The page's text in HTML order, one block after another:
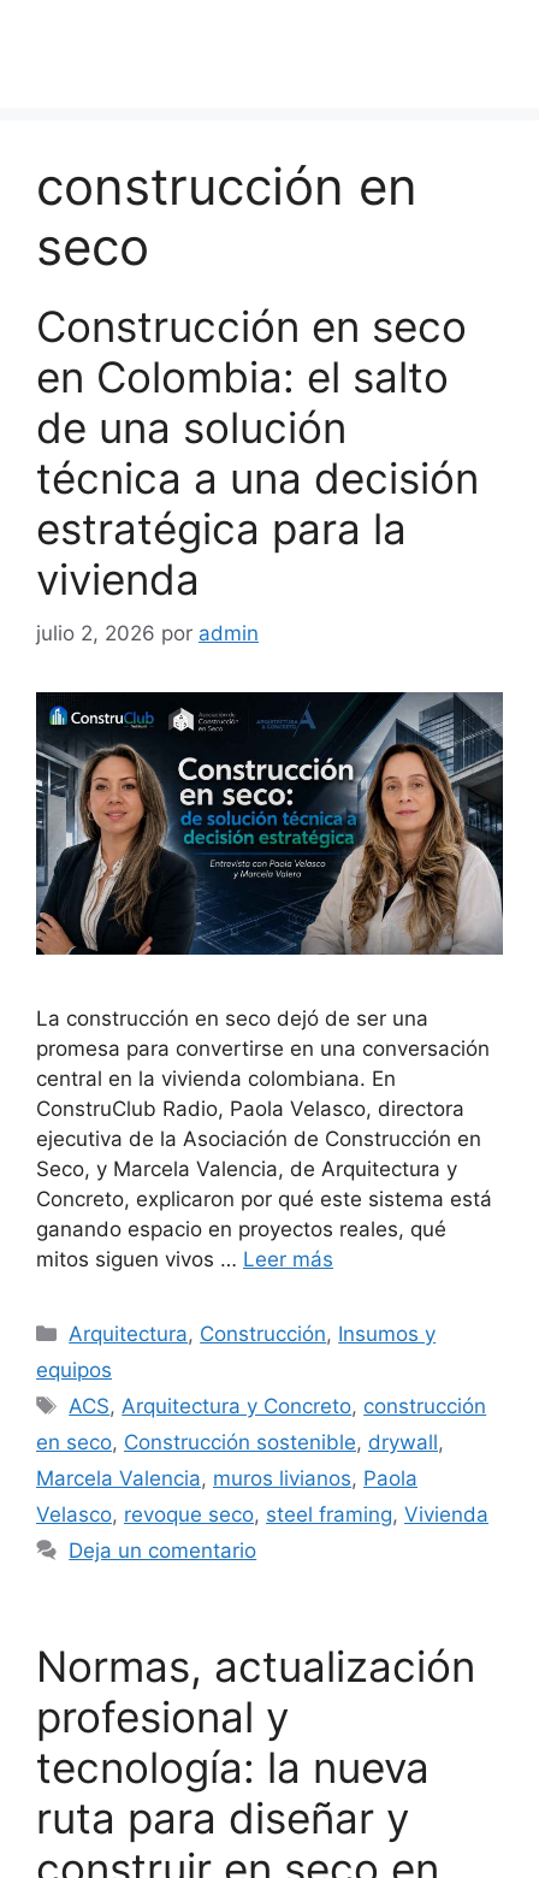
construcción en
seco
Construcción en seco
en Colombia: el salto
de una solución
técnica a una decisión
estratégica para la
vivienda
julio 2, 2026 por admin
La construcción en seco dejó de ser una
promesa para convertirse en una conversación
central en la vivienda colombiana. En
ConstruClub Radio, Paola Velasco, directora
ejecutiva de la Asociación de Construcción en
Seco, y Marcela Valencia, de Arquitectura y
Concreto, explicaron por qué este sistema está
ganando espacio en proyectos reales, qué
mitos siguen vivos … Leer más
Categorías
Arquitectura, Construcción, Insumos y
equipos
Etiquetas
ACS, Arquitectura y Concreto, construcción
en seco, Construcción sostenible, drywall,
Marcela Valencia, muros livianos, Paola
Velasco, revoque seco, steel framing, Vivienda
Deja un comentario
Normas, actualización
profesional y
tecnología: la nueva
ruta para diseñar y